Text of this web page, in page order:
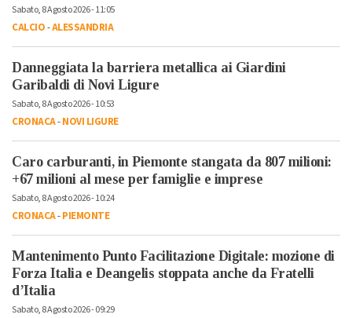
Sabato, 8 Agosto 2026 - 11:05
CALCIO-ALESSANDRIA
Danneggiata la barriera metallica ai Giardini
Garibaldi di Novi Ligure
Sabato, 8 Agosto 2026 - 10:53
CRONACA-NOVI LIGURE
Caro carburanti, in Piemonte stangata da 807 milioni:
+67 milioni al mese per famiglie e imprese
Sabato, 8 Agosto 2026 - 10:24
CRONACA-PIEMONTE
Mantenimento Punto Facilitazione Digitale: mozione di
Forza Italia e Deangelis stoppata anche da Fratelli
d’Italia
Sabato, 8 Agosto 2026 - 09:29